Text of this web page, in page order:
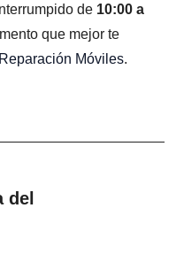
de 10:00 a
que mejor te
Reparación Móviles.
del